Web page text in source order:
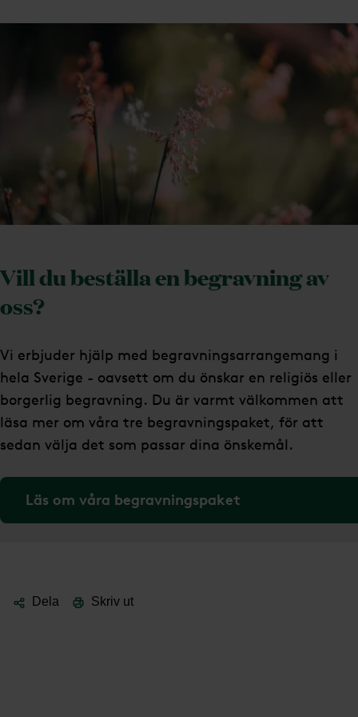
Vill du beställa en begravning av
oss?
Vi erbjuder hjälp med begravningsarrangemang i
hela Sverige - oavsett om du önskar en religiös eller
borgerlig begravning. Du är varmt välkommen att
läsa mer om våra tre begravningspaket, för att
sedan välja det som passar dina önskemål.
Läs om våra begravningspaket
Dela Skriv ut